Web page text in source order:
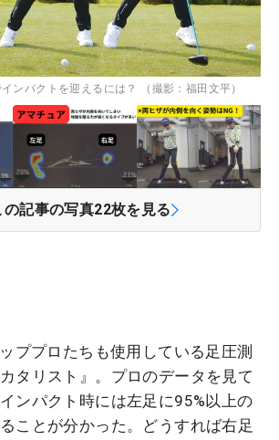
ンパクトを迎えるには？ （撮影：福田文平）
の記事の写真22枚を見る
ププロたちも使用している足圧測
タリスト』。プロのデータを見て
ンパクト時には左足に95%以上の
ことが分かった。どうすれば右足